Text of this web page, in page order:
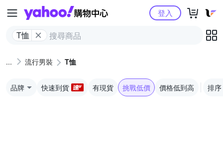
Yahoo購物中心
T恤
登入
流行男裝 T恤
品牌 快速到貨 有現貨 挑戰低價 價格低到高 排序